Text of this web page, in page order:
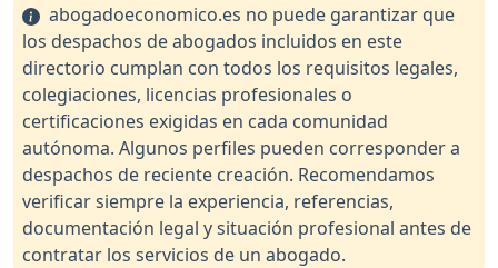
abogadoeconomico.es no puede garantizar que
los despachos de abogados incluidos en este
directorio cumplan con todos los requisitos legales,
colegiaciones, licencias profesionales o
certificaciones exigidas en cada comunidad
autónoma. Algunos perfiles pueden corresponder a
despachos de reciente creación. Recomendamos
verificar siempre la experiencia, referencias,
documentación legal y situación profesional antes de
contratar los servicios de un abogado.